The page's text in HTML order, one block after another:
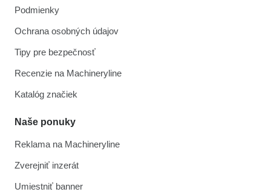
Podmienky
Ochrana osobných údajov
Tipy pre bezpečnosť
Recenzie na Machineryline
Katalóg značiek
Naše ponuky
Reklama na Machineryline
Zverejniť inzerát
Umiestniť banner